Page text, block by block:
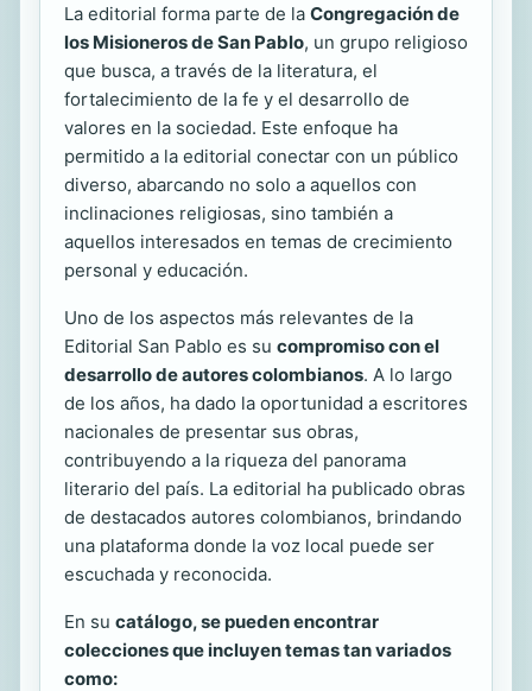
La editorial forma parte de la Congregación de
los Misioneros de San Pablo, un grupo religioso
que busca, a través de la literatura, el
fortalecimiento de la fe y el desarrollo de
valores en la sociedad. Este enfoque ha
permitido a la editorial conectar con un público
diverso, abarcando no solo a aquellos con
inclinaciones religiosas, sino también a
aquellos interesados en temas de crecimiento
personal y educación.
Uno de los aspectos más relevantes de la
Editorial San Pablo es su compromiso con el
desarrollo de autores colombianos. A lo largo
de los años, ha dado la oportunidad a escritores
nacionales de presentar sus obras,
contribuyendo a la riqueza del panorama
literario del país. La editorial ha publicado obras
de destacados autores colombianos, brindando
una plataforma donde la voz local puede ser
escuchada y reconocida.
En su catálogo, se pueden encontrar
colecciones que incluyen temas tan variados
como: